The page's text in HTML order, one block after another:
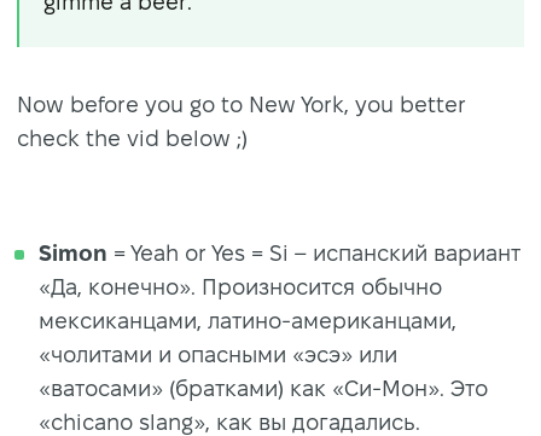
Now before you go to New York, you better
check the vid below ;)
Simon = Yeah or Yes = Si – испанский вариант
«Да, конечно». Произносится обычно
мексиканцами, латино-американцами,
«чолитами и опасными «эсэ» или
«ватосами» (братками) как «Си-Мон». Это
«chicano slang», как вы догадались.